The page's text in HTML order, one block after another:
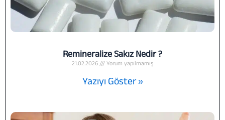
Remineralize Sakız Nedir ?
21.02.2026 Yorum yapılmamış
Yazıyı Göster »